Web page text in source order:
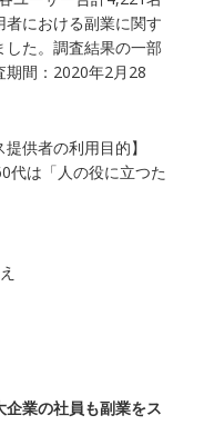
における副業に関す
た。調査結果の一部
期間：2020年2月28
供者の利用目的】
代は「人の役に立つた
業の社員も副業をス